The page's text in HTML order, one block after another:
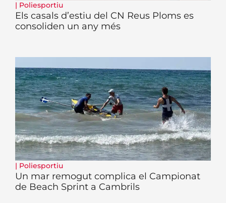
| Poliesportiu
Els casals d’estiu del CN Reus Ploms es
consoliden un any més
| Poliesportiu
Un mar remogut complica el Campionat
de Beach Sprint a Cambrils